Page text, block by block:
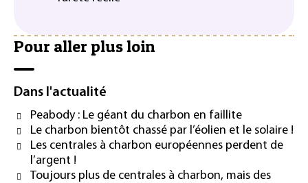
Pour aller plus loin
Dans l'actualité
Peabody : Le géant du charbon en faillite
Le charbon bientôt chassé par l’éolien et le solaire !
Les centrales à charbon européennes perdent de
l’argent !
Toujours plus de centrales à charbon, mais des